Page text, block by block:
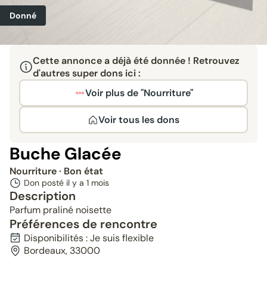
Donné
Cette annonce a déjà été donnée ! Retrouvez
d'autres super dons ici :
Voir plus de "Nourriture"
Voir tous les dons
Buche Glacée
Nourriture· Bon état
Don posté il y a 1 mois
Description
Parfum praliné noisette
Préférences de rencontre
Disponibilités : Je suis flexible
Bordeaux, 33000